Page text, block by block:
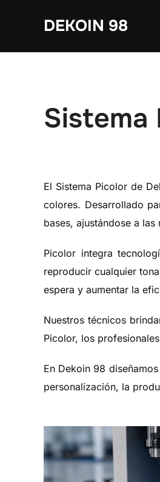
DEKOIN 98
Sistema
El Sistema Picolor de
colores. Desarrollado
bases, ajustándose a
Picolor integra
reproducir cualquier
espera y aumentar la
Nuestros técnicos
Picolor, los
En Dekoin 98
personalización, la